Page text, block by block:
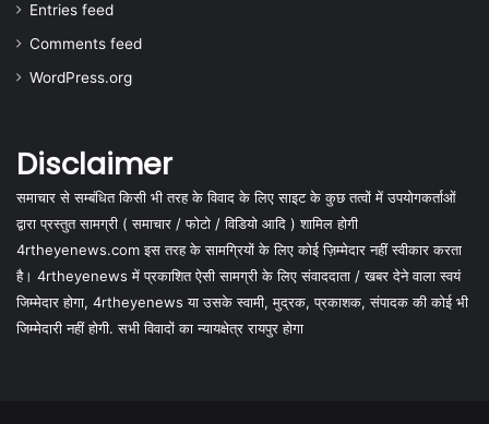
Entries feed
Comments feed
WordPress.org
Disclaimer
समाचार से सम्बंधित किसी भी तरह के विवाद के लिए साइट के कुछ तत्वों में उपयोगकर्ताओं
द्वारा प्रस्तुत सामग्री ( समाचार / फोटो / विडियो आदि ) शामिल होगी
4rtheyenews.com इस तरह के सामग्रियों के लिए कोई ज़िम्मेदार नहीं स्वीकार करता
है। 4rtheyenews में प्रकाशित ऐसी सामग्री के लिए संवाददाता / खबर देने वाला स्वयं
जिम्मेदार होगा, 4rtheyenews या उसके स्वामी, मुद्रक, प्रकाशक, संपादक की कोई भी
जिम्मेदारी नहीं होगी. सभी विवादों का न्यायक्षेत्र रायपुर होगा